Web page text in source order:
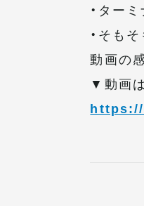
・ター
・そも
動画の
▼動画